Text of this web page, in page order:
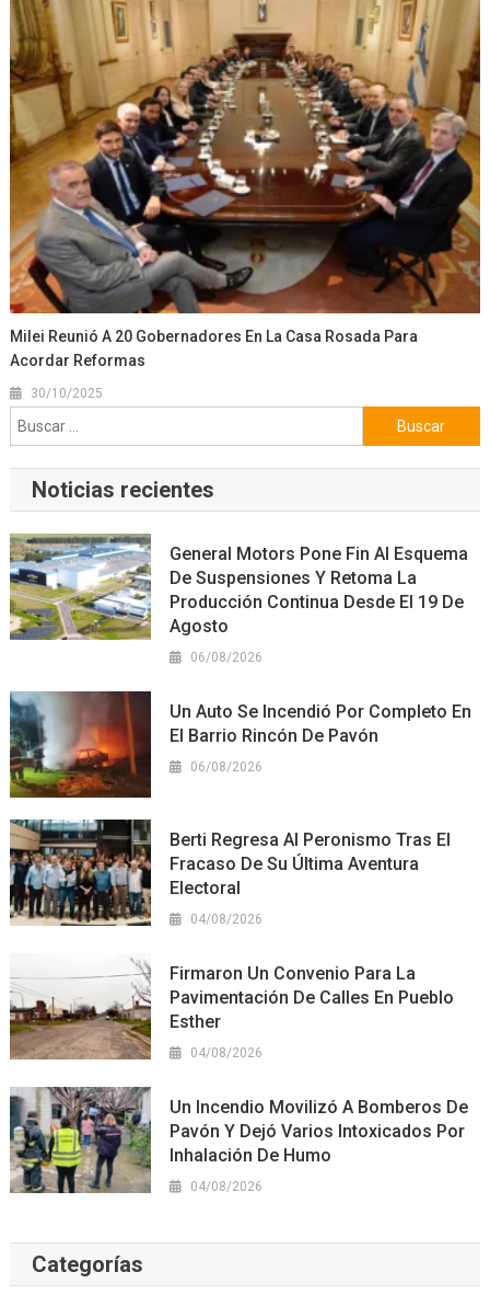
Milei Reunió A 20 Gobernadores En La Casa Rosada Para
Acordar Reformas
30/10/2025
Buscar:
Noticias recientes
General Motors Pone Fin Al Esquema
De Suspensiones Y Retoma La
Producción Continua Desde El 19 De
Agosto
06/08/2026
Un Auto Se Incendió Por Completo En
El Barrio Rincón De Pavón
06/08/2026
Berti Regresa Al Peronismo Tras El
Fracaso De Su Última Aventura
Electoral
04/08/2026
Firmaron Un Convenio Para La
Pavimentación De Calles En Pueblo
Esther
04/08/2026
Un Incendio Movilizó A Bomberos De
Pavón Y Dejó Varios Intoxicados Por
Inhalación De Humo
04/08/2026
Categorías